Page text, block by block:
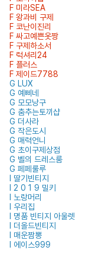
F 미라SEA
F 왕과비 구제
F 코난이진리
F 싸고예쁜옷짱
F 구제하소서
F 럭셔리24
F 플러스
F 제이드7788
G LUX
G 예삐네
G 모모낭구
G 춤추는토끼샵
G 더사라
G 작은도시
G 매력언니
G 초이구제상점
G 벨의 드레스룸
G 페페룰루
I 딸기빈티지
I 2 0 1 9 밀키
I 노랑머리
I 우리집
I 명품 빈티지 아울렛
I 더올드빈티지
I 매운짬뽕
I 에이스999